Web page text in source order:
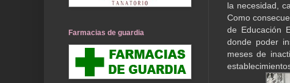
la necesidad,
Como
de Educación
donde poder
meses de
Farmacias de guardia